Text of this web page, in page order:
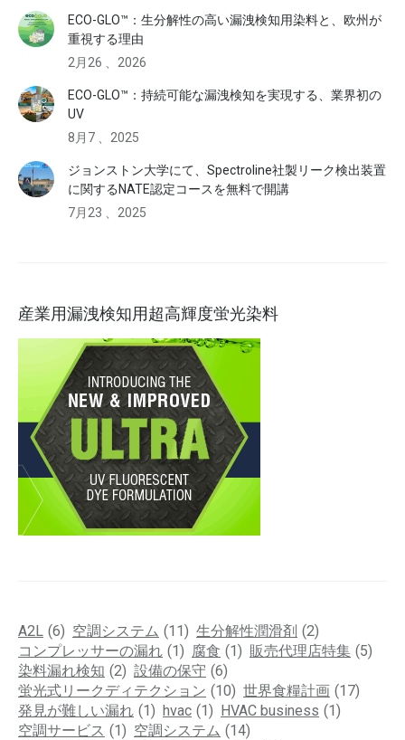
ECO-GLO™：生分解性の高い漏洩検知用染料と、欧州が
重視する理由
2月26 、2026
ECO-GLO™：持続可能な漏洩検知を実現する、業界初の
UV
8月7 、2025
ジョンストン大学にて、Spectroline社製リーク検出装置
に関するNATE認定コースを無料で開講
7月23 、2025
産業用漏洩検知用超高輝度蛍光染料
A2L (6) 空調システム (11) 生分解性潤滑剤 (2)
コンプレッサーの漏れ (1) 腐食 (1) 販売代理店特集 (5)
染料漏れ検知 (2) 設備の保守 (6)
蛍光式リークディテクション (10) 世界食糧計画 (17)
発見が難しい漏れ (1) hvac (1) HVAC business (1)
空調サービス (1) 空調システム (14)